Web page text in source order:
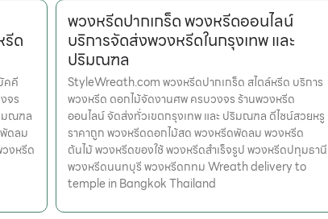
ด
คคี
จร
มณฑล
ดลม
งหรีด
พวงหรีดปากเกร็ด พวงหรีดออนไลน์
บริการจัดส่งพวงหรีดในกรุงเทพ และ
ปริมณฑล
StyleWreath.com พวงหรีดปากเกร็ด สไตล์หรีด บริการ
พวงหรีด ดอกไม้จัดงานศพ ครบวงจร ร้านพวงหรีด
ออนไลน์ จัดส่งทั่วเขตกรุงเทพ และ ปริมณฑล ดีไซน์สวยหรู
ราคาถูก พวงหรีดดอกไม้สด พวงหรีดพัดลม พวงหรีด
ต้นไม้ พวงหรีดของใช้ พวงหรีดสำเร็จรูป พวงหรีดปทุมธานี
พวงหรีดนนทบุรี พวงหรีดกทม Wreath delivery to
temple in Bangkok Thailand